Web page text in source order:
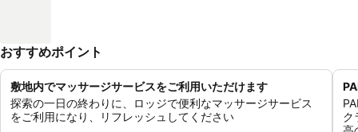
おすすめポイント
敷地内でマッサージサービスをご利用いただけます
探索の一日の終わりに、ロッジで便利なマッサージサービス
をご利用になり、リフレッシュしてください
ク